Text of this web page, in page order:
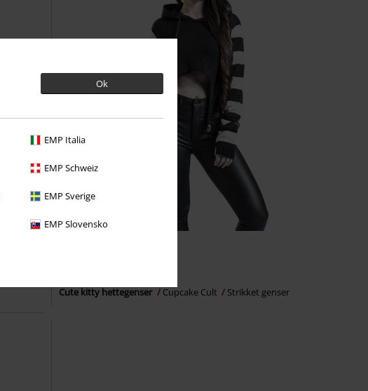
Ok
EMP Italia
EMP Schweiz
EMP Sverige
EMP Slovensko
Cute kitty hettegenser Cupcake Cult Strikket genser